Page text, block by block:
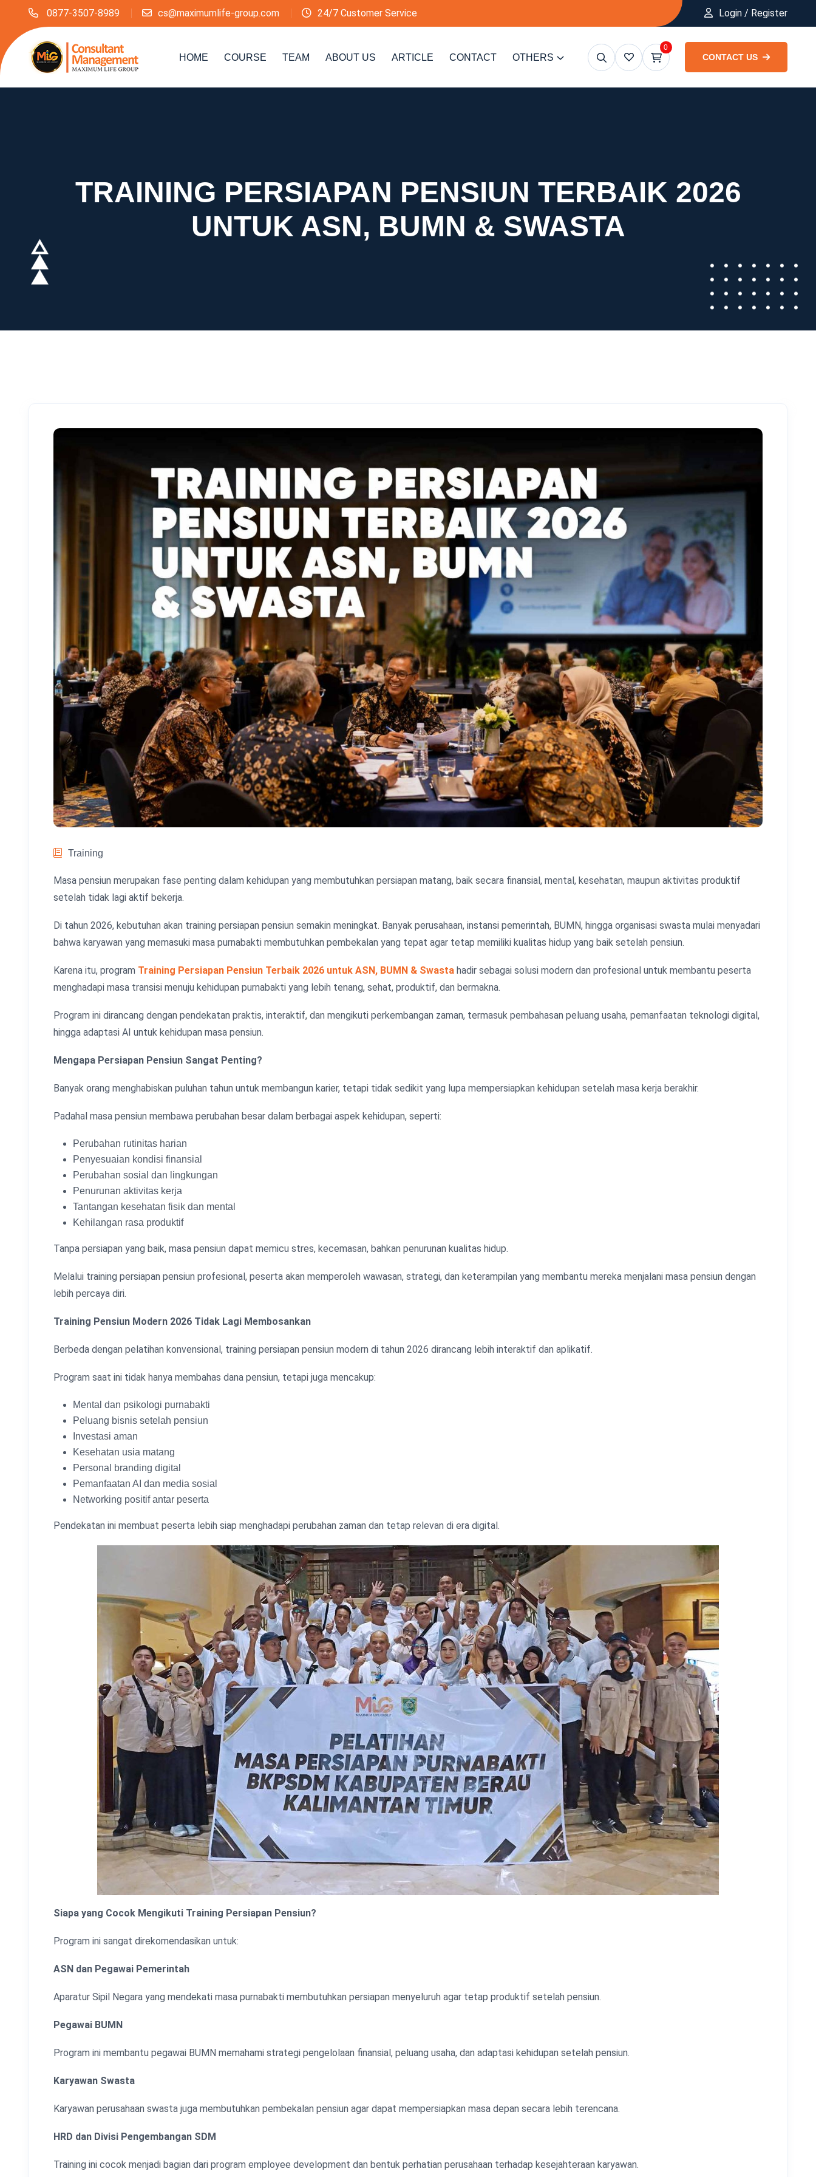
0877-3507-8989 cs@maximumlife-group.com 24/7 Customer Service Login / Register
HOME COURSE TEAM ABOUT US ARTICLE CONTACT OTHERS
0
CONTACT US
TRAINING PERSIAPAN PENSIUN TERBAIK 2026
UNTUK ASN, BUMN & SWASTA
Training
Masa pensiun merupakan fase penting dalam kehidupan yang membutuhkan persiapan matang, baik secara finansial, mental, kesehatan, maupun aktivitas produktif
setelah tidak lagi aktif bekerja.
Di tahun 2026, kebutuhan akan training persiapan pensiun semakin meningkat. Banyak perusahaan, instansi pemerintah, BUMN, hingga organisasi swasta mulai menyadari
bahwa karyawan yang memasuki masa purnabakti membutuhkan pembekalan yang tepat agar tetap memiliki kualitas hidup yang baik setelah pensiun.
Karena itu, program Training Persiapan Pensiun Terbaik 2026 untuk ASN, BUMN & Swasta hadir sebagai solusi modern dan profesional untuk membantu peserta
menghadapi masa transisi menuju kehidupan purnabakti yang lebih tenang, sehat, produktif, dan bermakna.
Program ini dirancang dengan pendekatan praktis, interaktif, dan mengikuti perkembangan zaman, termasuk pembahasan peluang usaha, pemanfaatan teknologi digital,
hingga adaptasi AI untuk kehidupan masa pensiun.
Mengapa Persiapan Pensiun Sangat Penting?
Banyak orang menghabiskan puluhan tahun untuk membangun karier, tetapi tidak sedikit yang lupa mempersiapkan kehidupan setelah masa kerja berakhir.
Padahal masa pensiun membawa perubahan besar dalam berbagai aspek kehidupan, seperti:
Perubahan rutinitas harian
Penyesuaian kondisi finansial
Perubahan sosial dan lingkungan
Penurunan aktivitas kerja
Tantangan kesehatan fisik dan mental
Kehilangan rasa produktif
Tanpa persiapan yang baik, masa pensiun dapat memicu stres, kecemasan, bahkan penurunan kualitas hidup.
Melalui training persiapan pensiun profesional, peserta akan memperoleh wawasan, strategi, dan keterampilan yang membantu mereka menjalani masa pensiun dengan
lebih percaya diri.
Training Pensiun Modern 2026 Tidak Lagi Membosankan
Berbeda dengan pelatihan konvensional, training persiapan pensiun modern di tahun 2026 dirancang lebih interaktif dan aplikatif.
Program saat ini tidak hanya membahas dana pensiun, tetapi juga mencakup:
Mental dan psikologi purnabakti
Peluang bisnis setelah pensiun
Investasi aman
Kesehatan usia matang
Personal branding digital
Pemanfaatan AI dan media sosial
Networking positif antar peserta
Pendekatan ini membuat peserta lebih siap menghadapi perubahan zaman dan tetap relevan di era digital.
Siapa yang Cocok Mengikuti Training Persiapan Pensiun?
Program ini sangat direkomendasikan untuk:
ASN dan Pegawai Pemerintah
Aparatur Sipil Negara yang mendekati masa purnabakti membutuhkan persiapan menyeluruh agar tetap produktif setelah pensiun.
Pegawai BUMN
Program ini membantu pegawai BUMN memahami strategi pengelolaan finansial, peluang usaha, dan adaptasi kehidupan setelah pensiun.
Karyawan Swasta
Karyawan perusahaan swasta juga membutuhkan pembekalan pensiun agar dapat mempersiapkan masa depan secara lebih terencana.
HRD dan Divisi Pengembangan SDM
Training ini cocok menjadi bagian dari program employee development dan bentuk perhatian perusahaan terhadap kesejahteraan karyawan.